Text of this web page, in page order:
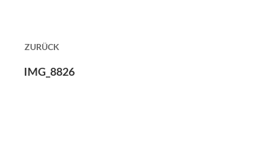
ZURÜCK
Vorheriger
IMG_8826